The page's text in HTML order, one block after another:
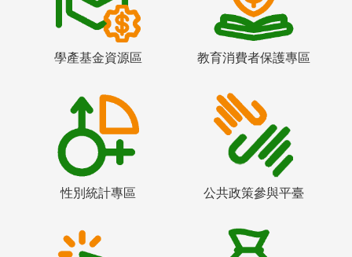
學產基金資源區 教育消費者保護專區
性別統計專區 公共政策參與平臺